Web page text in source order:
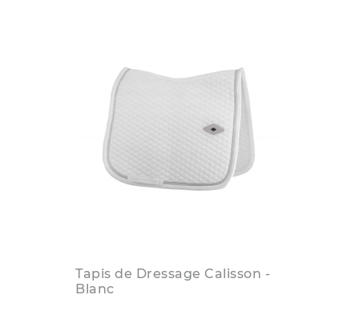
Tapis de Dressage Calisson -
Blanc